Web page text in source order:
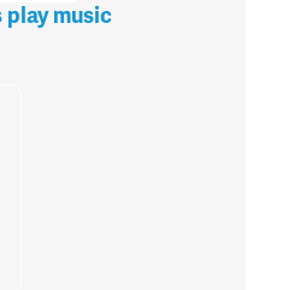
play music